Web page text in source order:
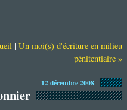
| Un moi(s) d'écriture en milieu
pénitentiaire »
12 décembre 2008